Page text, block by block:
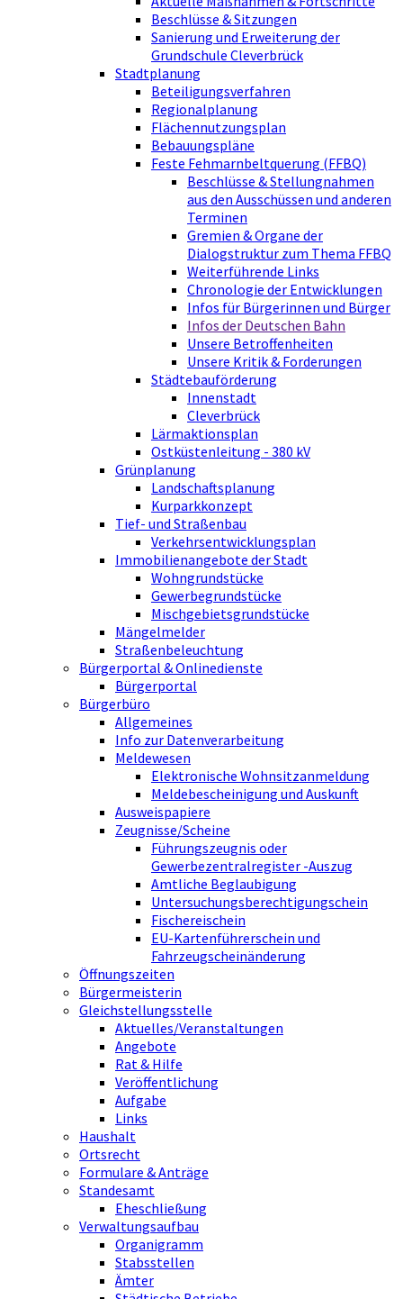
Beschlüsse & Sitzungen
Sanierung und Erweiterung der
Grundschule Cleverbrück
Stadtplanung
Beteiligungsverfahren
Regionalplanung
Flächennutzungsplan
Bebauungspläne
Feste Fehmarnbeltquerung (FFBQ)
Beschlüsse & Stellungnahmen
aus den Ausschüssen und anderen
Terminen
Gremien & Organe der
Dialogstruktur zum Thema FFBQ
Weiterführende Links
Chronologie der Entwicklungen
Infos für Bürgerinnen und Bürger
Infos der Deutschen Bahn
Unsere Betroffenheiten
Unsere Kritik & Forderungen
Städtebauförderung
Innenstadt
Cleverbrück
Lärmaktionsplan
Ostküstenleitung - 380 kV
Grünplanung
Landschaftsplanung
Kurparkkonzept
Tief- und Straßenbau
Verkehrsentwicklungsplan
Immobilienangebote der Stadt
Wohngrundstücke
Gewerbegrundstücke
Mischgebietsgrundstücke
Mängelmelder
Straßenbeleuchtung
Bürgerportal & Onlinedienste
Bürgerportal
Bürgerbüro
Allgemeines
Info zur Datenverarbeitung
Meldewesen
Elektronische Wohnsitzanmeldung
Meldebescheinigung und Auskunft
Ausweispapiere
Zeugnisse/Scheine
Führungszeugnis oder
Gewerbezentralregister -Auszug
Amtliche Beglaubigung
Untersuchungsberechtigungschein
Fischereischein
EU-Kartenführerschein und
Fahrzeugscheinänderung
Öffnungszeiten
Bürgermeisterin
Gleichstellungsstelle
Aktuelles/Veranstaltungen
Angebote
Rat & Hilfe
Veröffentlichung
Aufgabe
Links
Haushalt
Ortsrecht
Formulare & Anträge
Standesamt
Eheschließung
Verwaltungsaufbau
Organigramm
Stabsstellen
Ämter